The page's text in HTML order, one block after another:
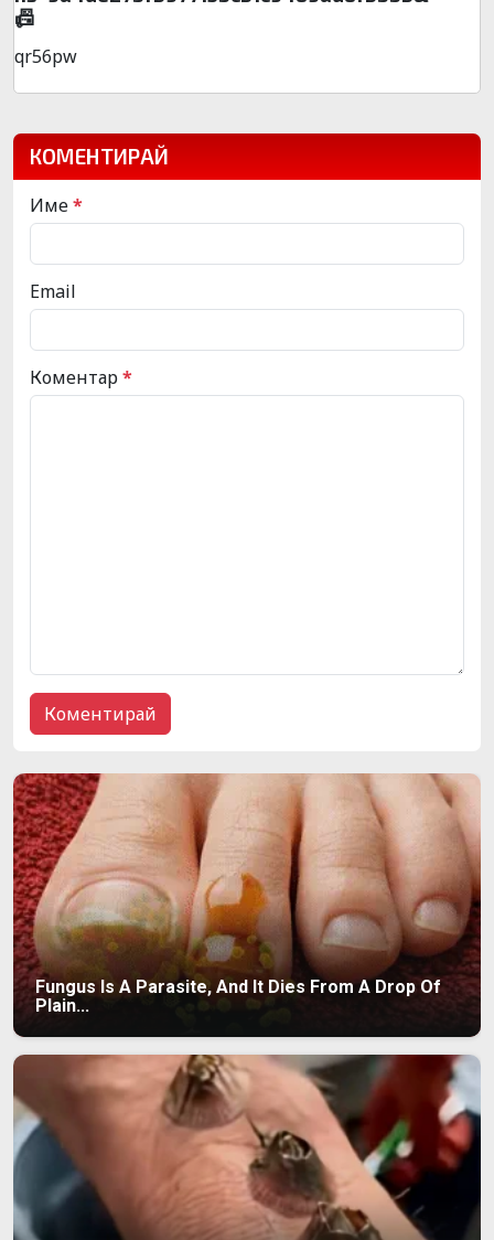
📠
qr56pw
КОМЕНТИРАЙ
Име*
Email
Коментар*
Fungus Is A Parasite, And It Dies From A Drop Of
Plain...